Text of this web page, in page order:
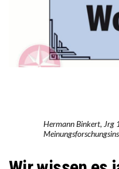
Hermann Binkert, Jrg